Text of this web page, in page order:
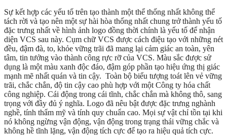
Sự kết hợp các yếu tố trên tạo thành một thể thống nhất không thể
tách rời và tạo nên một sự hài hòa thống nhất chung trở thành yếu tố
đặc trưng nhất về hình ảnh logo đồng thời chính là yếu tố để nhận
diện VCS sau này. Cụm chữ VCS được cách điệu tạo với những nét
đều, đậm đà, to, khỏe vững trãi đã mang lại cảm giác an toàn, yên
tâm, tin tưởng vào thành công rực rỡ của VCS. Màu sắc được sử
dụng là một màu xanh độc đáo, đậm góp phần tạo hiệu ứng thị giác
mạnh mẽ nhất quán và tin cậy. Toàn bộ biểu tượng toát lên vẻ vững
trãi, chắc chắn, độ tin cậy cao phù hợp với một Công ty hóa chất
công nghiệp. Cái động trong cái tĩnh, chắc chắn mà không thô, sang
trọng với đầy đủ ý nghĩa. Logo đã nêu bật được đặc trưng nghành
nghề, tính thẩm mỹ và tính quy chuẩn cao. Mọi sự vật chỉ tồn tại khi
nó không ngừng vận động, vận động trong trạng thái vững chắc và
không hề tĩnh lặng, vận động tích cực để tạo ra hiệu quả tích cực.